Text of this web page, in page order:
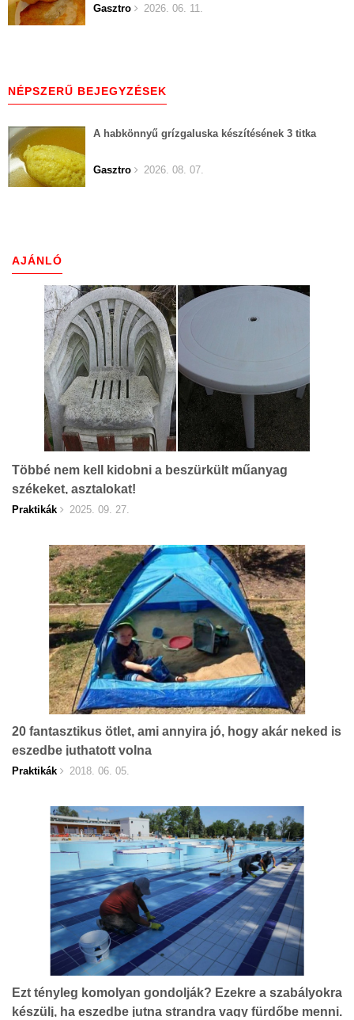
Gasztro 2026. 06. 11.
NÉPSZERŰ BEJEGYZÉSEK
A habkönnyű grízgaluska készítésének 3 titka
Gasztro 2026. 08. 07.
AJÁNLÓ
Többé nem kell kidobni a beszürkült műanyag
székeket, asztalokat!
Praktikák 2025. 09. 27.
20 fantasztikus ötlet, ami annyira jó, hogy akár neked is
eszedbe juthatott volna
Praktikák 2018. 06. 05.
Ezt tényleg komolyan gondolják? Ezekre a szabályokra
készülj, ha eszedbe jutna strandra vagy fürdőbe menni.